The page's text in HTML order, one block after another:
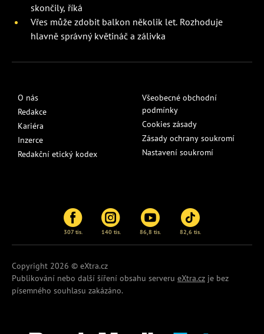
skončily, říká
Vřes může zdobit balkon několik let. Rozhoduje
hlavně správný květináč a zálivka
O nás
Redakce
Kariéra
Inzerce
Redakční etický kodex
Všeobecné obchodní
podmínky
Cookies zásady
Zásady ochrany soukromí
Nastavení soukromí
307 tis. 140 tis. 86,8 tis. 82,6 tis.
Copyright 2026 © eXtra.cz
Publikování nebo další šíření obsahu serveru eXtra.cz je bez
písemného souhlasu zakázáno.